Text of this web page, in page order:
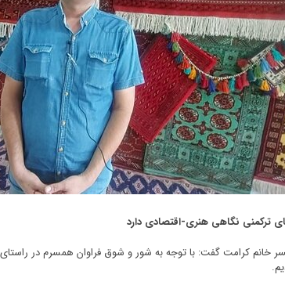
نگاهی هنری-اقتصادی دارد
خانم کرامت گفت: با توجه به شور و شوق فراوان همسرم در